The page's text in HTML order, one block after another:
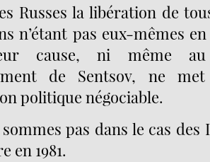
Russes la libération de
n’étant pas eux-mêmes
cause, ni même
de Sentsov, ne
politique négociable.
pas dans le cas des
en 1981.